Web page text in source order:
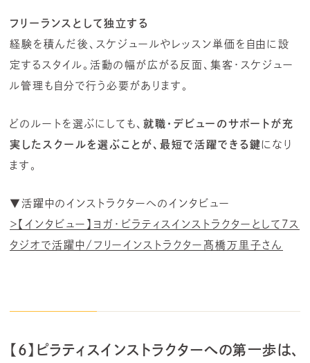
フリーランスとして独立する
経験を積んだ後、スケジュールやレッスン単価を自由に設
定するスタイル。活動の幅が広がる反面、集客・スケジュー
ル管理も自分で行う必要があります。
どのルートを選ぶにしても、 就職・デビューのサポートが充
実したスクールを選ぶことが、最短で活躍できる鍵になり
ます。
▼活躍中のインストラクターへのインタビュー
＞【インタビュー】ヨガ・ピラティスインストラクターとして7ス
タジオで活躍中/フリーインストラクター髙橋万里子さん
【6】ピラティスインストラクターへの第一歩は、